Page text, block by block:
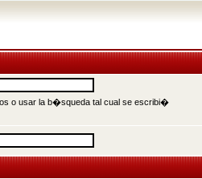
o usar la b�squeda tal cual se escribi�